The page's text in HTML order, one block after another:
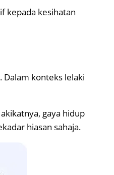
kepada kesihatan
konteks lelaki
gaya hidup
hiasan sahaja.